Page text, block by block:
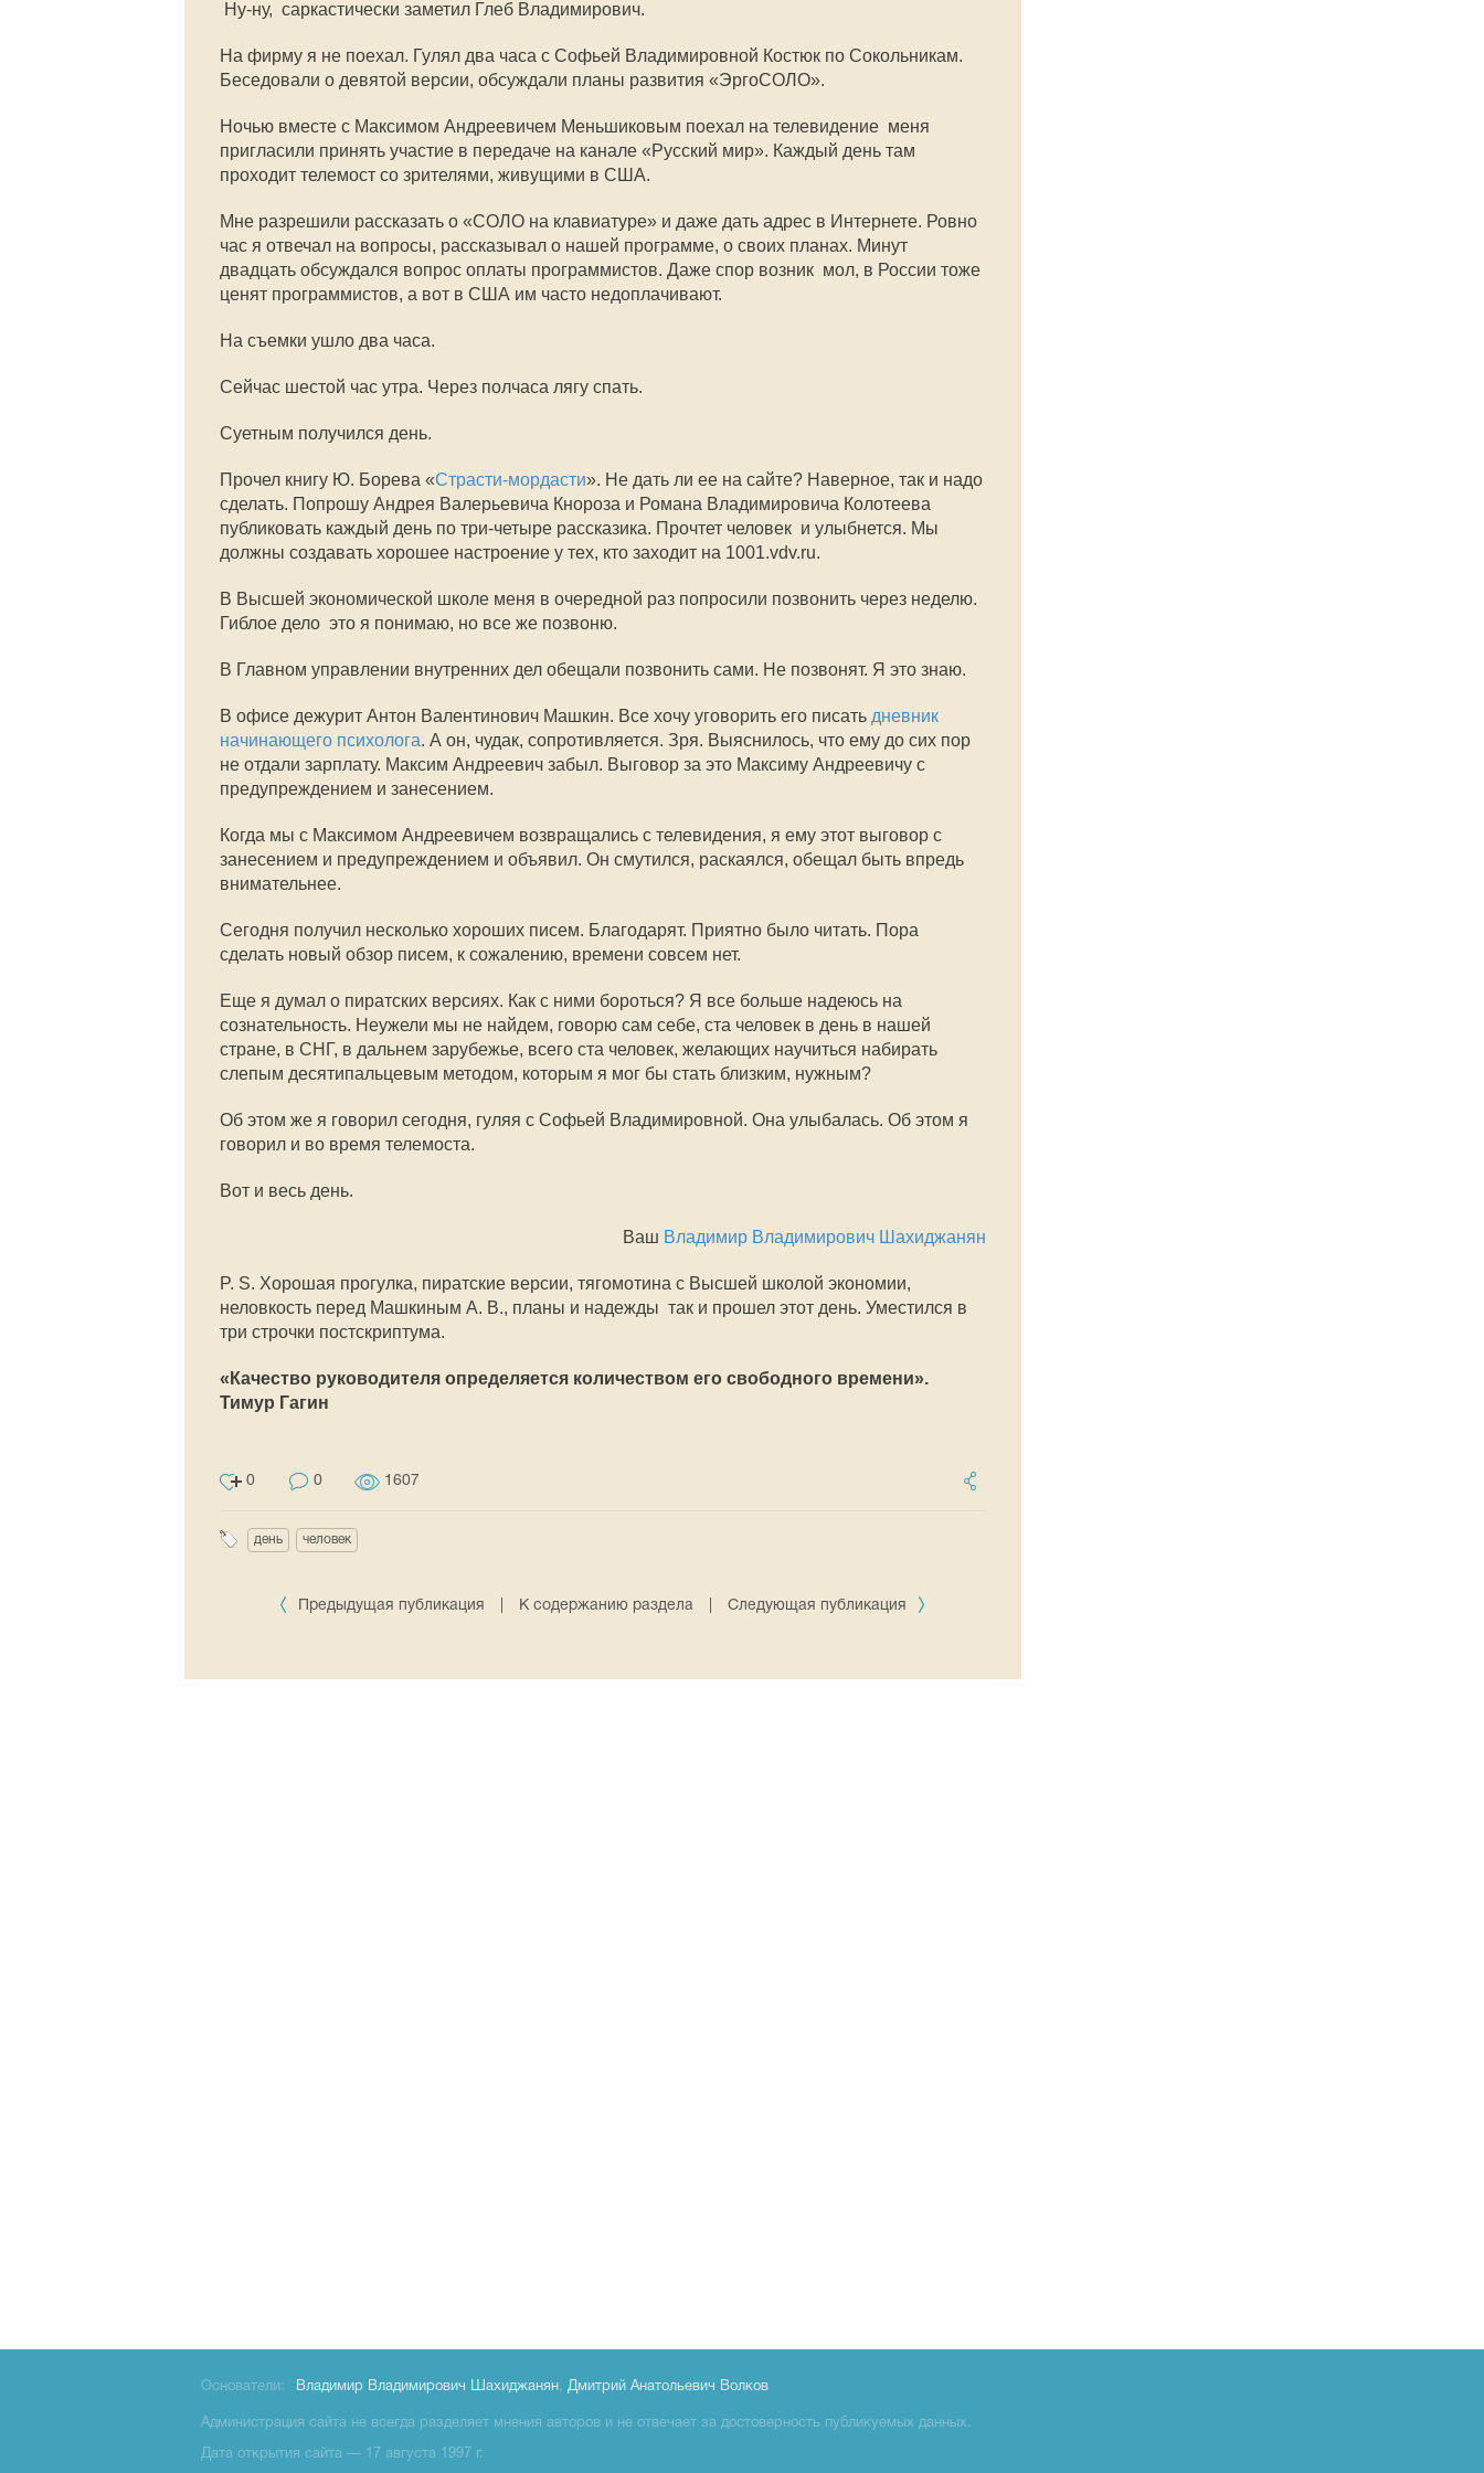
 Ну-ну,  саркастически заметил Глеб Владимирович.
На фирму я не поехал. Гулял два часа с Софьей Владимировной Костюк по Сокольникам.
Беседовали о девятой версии, обсуждали планы развития «ЭргоСОЛО».
Ночью вместе с Максимом Андреевичем Меньшиковым поехал на телевидение  меня
пригласили принять участие в передаче на канале «Русский мир». Каждый день там
проходит телемост со зрителями, живущими в США.
Мне разрешили рассказать о «СОЛО на клавиатуре» и даже дать адрес в Интернете. Ровно
час я отвечал на вопросы, рассказывал о нашей программе, о своих планах. Минут
двадцать обсуждался вопрос оплаты программистов. Даже спор возник  мол, в России тоже
ценят программистов, а вот в США им часто недоплачивают.
На съемки ушло два часа.
Сейчас шестой час утра. Через полчаса лягу спать.
Суетным получился день.
Прочел книгу Ю. Борева «Страсти-мордасти». Не дать ли ее на сайте? Наверное, так и надо
сделать. Попрошу Андрея Валерьевича Кнороза и Романа Владимировича Колотеева
публиковать каждый день по три-четыре рассказика. Прочтет человек  и улыбнется. Мы
должны создавать хорошее настроение у тех, кто заходит на 1001.vdv.ru.
В Высшей экономической школе меня в очередной раз попросили позвонить через неделю.
Гиблое дело  это я понимаю, но все же позвоню.
В Главном управлении внутренних дел обещали позвонить сами. Не позвонят. Я это знаю.
В офисе дежурит Антон Валентинович Машкин. Все хочу уговорить его писать дневник
начинающего психолога. А он, чудак, сопротивляется. Зря. Выяснилось, что ему до сих пор
не отдали зарплату. Максим Андреевич забыл. Выговор за это Максиму Андреевичу с
предупреждением и занесением.
Когда мы с Максимом Андреевичем возвращались с телевидения, я ему этот выговор с
занесением и предупреждением и объявил. Он смутился, раскаялся, обещал быть впредь
внимательнее.
Сегодня получил несколько хороших писем. Благодарят. Приятно было читать. Пора
сделать новый обзор писем, к сожалению, времени совсем нет.
Еще я думал о пиратских версиях. Как с ними бороться? Я все больше надеюсь на
сознательность. Неужели мы не найдем, говорю сам себе, ста человек в день в нашей
стране, в СНГ, в дальнем зарубежье, всего ста человек, желающих научиться набирать
слепым десятипальцевым методом, которым я мог бы стать близким, нужным?
Об этом же я говорил сегодня, гуляя с Софьей Владимировной. Она улыбалась. Об этом я
говорил и во время телемоста.
Вот и весь день.
Ваш Владимир Владимирович Шахиджанян
P. S. Хорошая прогулка, пиратские версии, тягомотина с Высшей школой экономии,
неловкость перед Машкиным А. В., планы и надежды  так и прошел этот день. Уместился в
три строчки постскриптума.
«Качество руководителя определяется количеством его свободного времени».
Тимур Гагин
0 0 1607
день человек
Предыдущая публикация К содержанию раздела Следующая публикация
Основатели: Владимир Владимирович Шахиджанян, Дмитрий Анатольевич Волков
Администрация сайта не всегда разделяет мнения авторов и не отвечает за достоверность публикуемых данных.
Дата открытия сайта — 17 августа 1997 г.